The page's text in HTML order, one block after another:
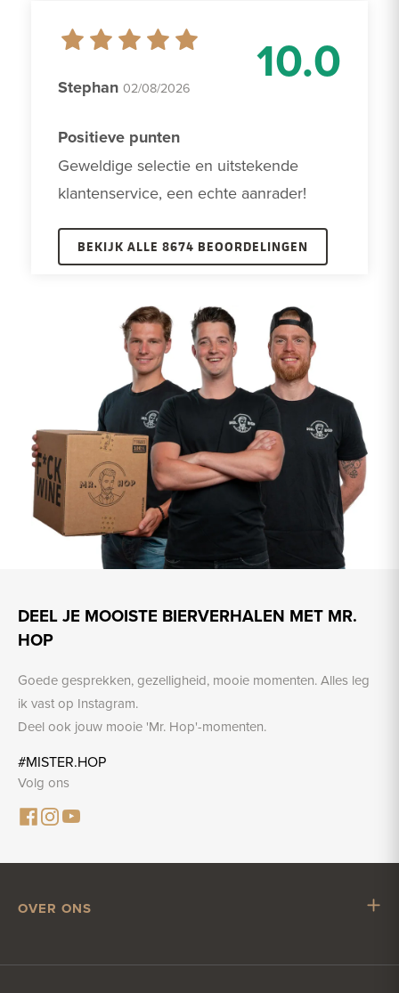
10.0
Stephan 02/08/2026
Positieve punten
Geweldige selectie en uitstekende
klantenservice, een echte aanrader!
BEKIJK ALLE 8674 BEOORDELINGEN
DEEL JE MOOISTE BIERVERHALEN MET MR.
HOP
Goede gesprekken, gezelligheid, mooie momenten. Alles leg
ik vast op Instagram.
Deel ook jouw mooie 'Mr. Hop'-momenten.
#MISTER.HOP
Volg ons
OVER ONS